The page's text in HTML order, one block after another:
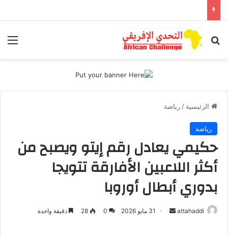
بحث عن
الرئيسية / رياضة
رياضة
حكيمي يعادل رقم إيتو ويصبح من
أكثر اللاعبين الأفارقة تتويجا
بدوري أبطال أوروبا
attahaddi 31 مايو 2026 0
28 دقيقة واحدة